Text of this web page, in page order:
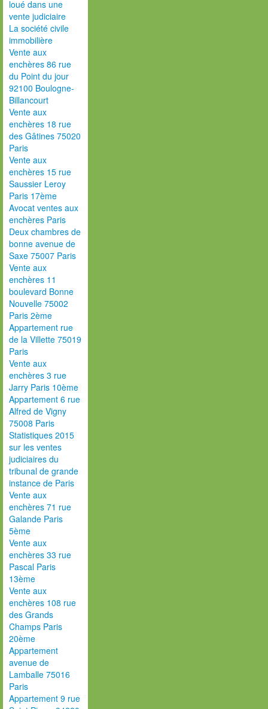
loué dans une
vente judiciaire
La société civile
immobilière
Vente aux
enchères 86 rue
du Point du jour
92100 Boulogne-
Billancourt
Vente aux
enchères 18 rue
des Gâtines 75020
Paris
Vente aux
enchères 15 rue
Saussier Leroy
Paris 17ème
Avocat ventes aux
enchères Paris
Deux chambres de
bonne avenue de
Saxe 75007 Paris
Vente aux
enchères 11
boulevard Bonne
Nouvelle 75002
Paris 2ème
Appartement rue
de la Villette 75019
Paris
Vente aux
enchères 3 rue
Jarry Paris 10ème
Appartement 6 rue
Alfred de Vigny
75008 Paris
Statistiques 2015
sur les ventes
judiciaires du
tribunal de grande
instance de Paris
Vente aux
enchères 71 rue
Galande Paris
5ème
Vente aux
enchères 33 rue
Pascal Paris
13ème
Vente aux
enchères 108 rue
des Grands
Champs Paris
20ème
Appartement
avenue de
Lamballe 75016
Paris
Appartement 9 rue